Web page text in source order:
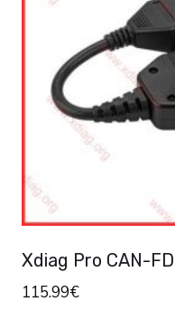
Xdiag Pro CAN-
115.99€